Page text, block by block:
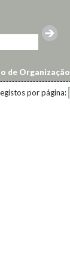
de Organização
por página: